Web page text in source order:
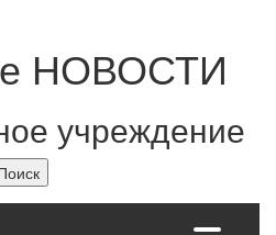
НОВОСТИ
учреждение